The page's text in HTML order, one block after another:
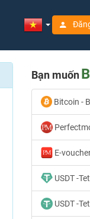
Bạn muốn
Bitcoin -
E-
USDT -
USDT -